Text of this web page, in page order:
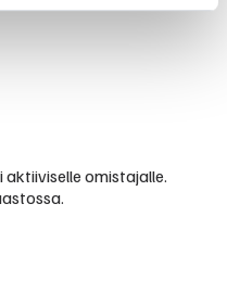
aktiiviselle omistajalle.